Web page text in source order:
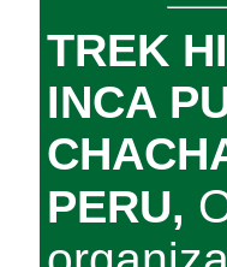
TREK
INCA
PERU,